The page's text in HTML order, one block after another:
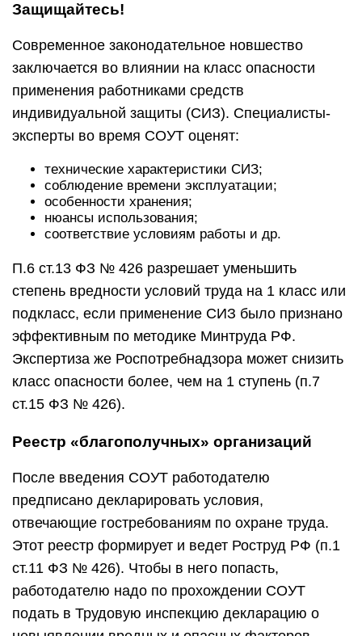
Защищайтесь!
Современное законодательное новшество
заключается во влиянии на класс опасности
применения работниками средств
индивидуальной защиты (СИЗ). Специалисты-
эксперты во время СОУТ оценят:
технические характеристики СИЗ;
соблюдение времени эксплуатации;
особенности хранения;
нюансы использования;
соответствие условиям работы и др.
П.6 ст.13 ФЗ № 426 разрешает уменьшить
степень вредности условий труда на 1 класс или
подкласс, если применение СИЗ было признано
эффективным по методике Минтруда РФ.
Экспертиза же Роспотребнадзора может снизить
класс опасности более, чем на 1 ступень (п.7
ст.15 ФЗ № 426).
Реестр «благополучных» организаций
После введения СОУТ работодателю
предписано декларировать условия,
отвечающие гостребованиям по охране труда.
Этот реестр формирует и ведет Роструд РФ (п.1
ст.11 ФЗ № 426). Чтобы в него попасть,
работодателю надо по прохождении СОУТ
подать в Трудовую инспекцию декларацию о